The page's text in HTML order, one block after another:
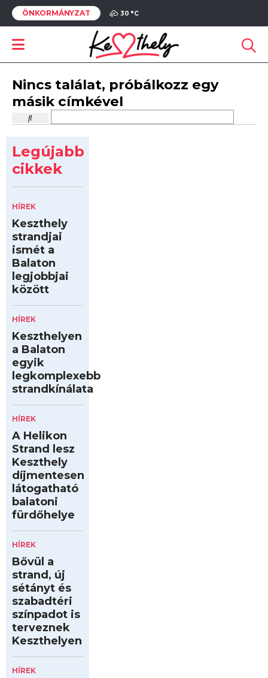
ÖNKORMÁNYZAT 30 °C
Nincs találat, próbálkozz egy
másik címkével
Legújabb
cikkek
HÍREK
Keszthely
strandjai
ismét a
Balaton
legjobbjai
között
HÍREK
Keszthelyen
a Balaton
egyik
legkomplexebb
strandkínálata
HÍREK
A Helikon
Strand lesz
Keszthely
díjmentesen
látogatható
balatoni
fürdőhelye
HÍREK
Bővül a
strand, új
sétányt és
szabadtéri
színpadot is
terveznek
Keszthelyen
HÍREK